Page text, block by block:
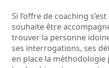
Si l’offre de coaching
souhaite être
trouver la personne
ses interrogations, ses
en place la